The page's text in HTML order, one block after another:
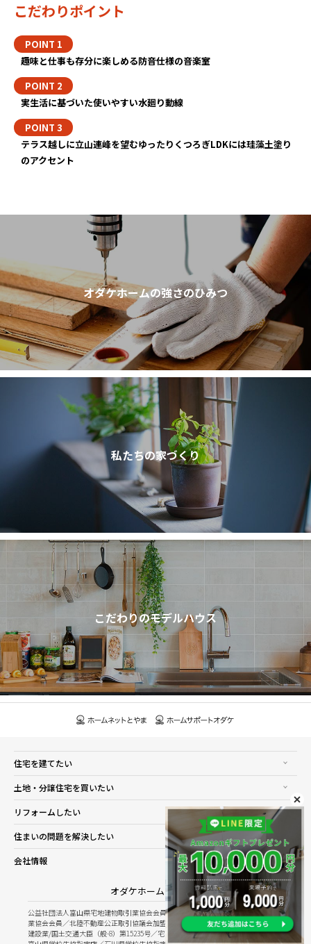
こだわりポイント
趣味と仕事も存分に楽しめる防音仕様の音楽室
実生活に基づいた使いやすい水廻り動線
テラス越しに立山連峰を望むゆったりくつろぎLDKには珪藻土塗り
のアクセント
オダケホームの強さのひみつ
私たちの家づくり
こだわりのモデルハウス
住宅を建てたい
土地・分譲住宅を買いたい
リフォームしたい
住まいの問題を解決したい
会社情報
オダケホーム株式会社
公益社団法人富山県宅地建物取引業協会会員／公益社団法人石川県宅地建物取引
業協会会員／北陸不動産公正取引協議会加盟
建設業/国土交通大臣（般-8）第15235号／宅建業/国土交通大臣（8）第5025号